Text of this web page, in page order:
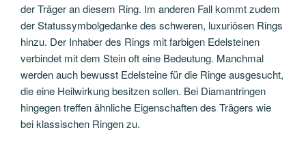
der Träger an diesem Ring. Im anderen Fall kommt zudem
der Statussymbolgedanke des schweren, luxuriösen Rings
hinzu. Der Inhaber des Rings mit farbigen Edelsteinen
verbindet mit dem Stein oft eine Bedeutung. Manchmal
werden auch bewusst Edelsteine für die Ringe ausgesucht,
die eine Heilwirkung besitzen sollen. Bei Diamantringen
hingegen treffen ähnliche Eigenschaften des Trägers wie
bei klassischen Ringen zu.